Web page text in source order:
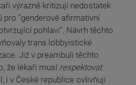
výrazně kritizují nedostatek
pro "genderově afirmativní
pohlaví". Návrh těchto
trans lobbyistické
Již v preambuli těchto
že lékaři musí respektovat
i v České republice ovlivňují